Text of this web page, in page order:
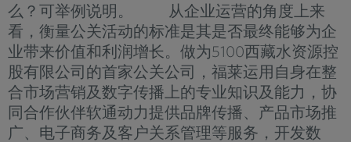
么？可举例说明。 从企业运营的角度上来
看，衡量公关活动的标准是其是否最终能够为企
业带来价值和利润增长。做为5100西藏水资源控
股有限公司的首家公关公司，福莱运用自身在整
合市场营销及数字传播上的专业知识及能力，协
同合作伙伴软通动力提供品牌传播、产品市场推
广、电子商务及客户关系管理等服务，开发数